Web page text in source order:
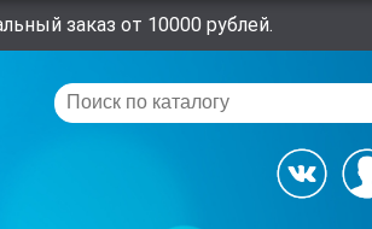
заказ от 10000 рублей.